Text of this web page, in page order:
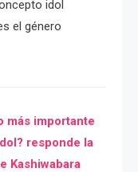
idol
el género
más importante
responde la
Kashiwabara